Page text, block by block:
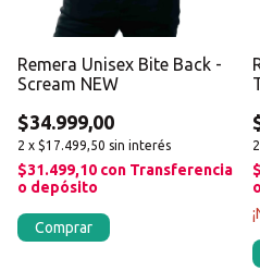
Remera Unisex Bite Back -
Scream NEW
$34.999,00
2 x $17.499,50 sin interés
$31.499,10 con Transferencia
o depósito
Comprar
2